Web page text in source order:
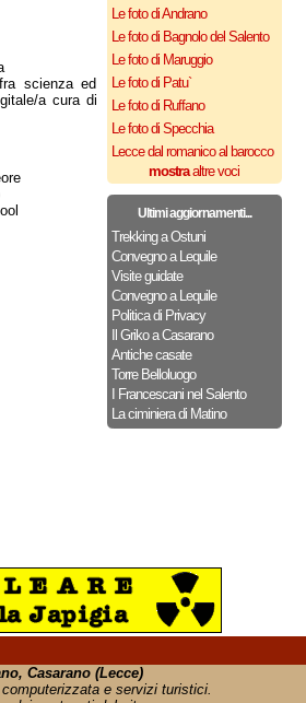
Le foto di Andrano
Le foto di Bagnolo del Salento
Le foto di Maruggio
Le foto di Patu`
Le foto di Ruffano
Le foto di Specchia
Lecce dal romanico al barocco
mostraaltre voci
Ultimi aggiornamenti...
Trekking a Ostuni
Convegno a Lequile
Visite guidate
Convegno a Lequile
Politica di Privacy
Il Griko a Casarano
Antiche casate
Torre Belloluogo
I Francescani nel Salento
La ciminiera di Matino
scienza ed
a cura di
Casarano (Lecce)
e servizi turistici.